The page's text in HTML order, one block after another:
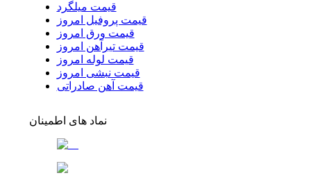
قیمت میلگرد
قیمت پروفیل امروز
قیمت ورق امروز
قیمت تیرآهن امروز
قیمت لوله امروز
قیمت نبشی امروز
قیمت آهن صادراتی
نماد های اطمینان